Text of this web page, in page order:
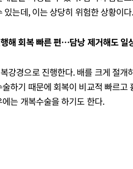
있는데, 이는 상당히 위험한 상황이다.
해 회복 빠른 편…담낭 제거해도 일
강경으로 진행한다. 배를 크게 절개
하기 때문에 회복이 비교적 빠르고
는 개복수술을 하기도 한다.